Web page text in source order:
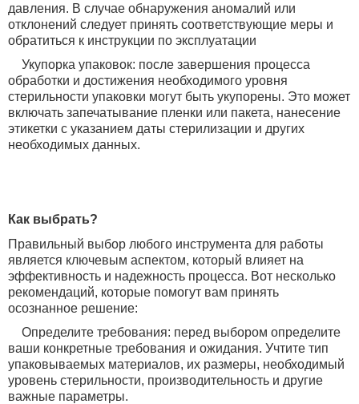
давления. В случае обнаружения аномалий или
отклонений следует принять соответствующие меры и
обратиться к инструкции по эксплуатации
Укупорка упаковок: после завершения процесса
обработки и достижения необходимого уровня
стерильности упаковки могут быть укупорены. Это может
включать запечатывание пленки или пакета, нанесение
этикетки с указанием даты стерилизации и других
необходимых данных.
Как выбрать?
Правильный выбор любого инструмента для работы
является ключевым аспектом, который влияет на
эффективность и надежность процесса. Вот несколько
рекомендаций, которые помогут вам принять
осознанное решение:
Определите требования: перед выбором определите
ваши конкретные требования и ожидания. Учтите тип
упаковываемых материалов, их размеры, необходимый
уровень стерильности, производительность и другие
важные параметры.